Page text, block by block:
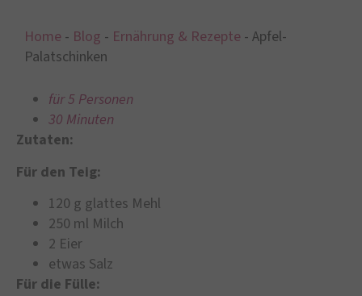
Home - Blog - Ernährung & Rezepte - Apfel-
Palatschinken
für 5 Personen
30 Minuten
Zutaten:
Für den Teig:
120 g glattes Mehl
250 ml Milch
2 Eier
etwas Salz
Für die Fülle: